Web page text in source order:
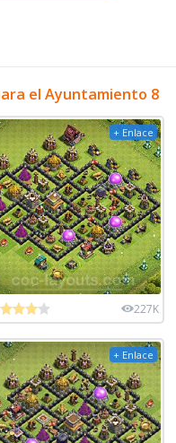
el Ayuntamiento 8
+ Enlace
227K
+ Enlace